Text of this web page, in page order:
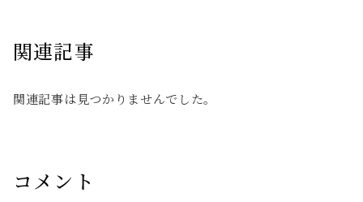
関連記事
関連記事は見つかりませんでした。
コメント